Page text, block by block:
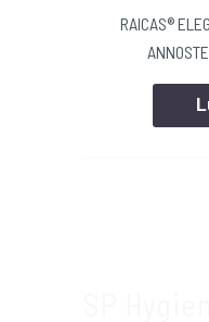
RAICAS®